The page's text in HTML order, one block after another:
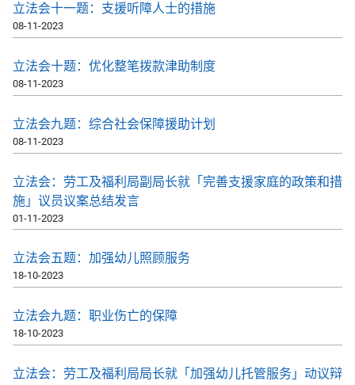
立法会十一题：支援听障人士的措施
08-11-2023
立法会十题：优化整笔拨款津助制度
08-11-2023
立法会九题：综合社会保障援助计划
08-11-2023
立法会：劳工及福利局副局长就「完善支援家庭的政策和措
施」议员议案总结发言
01-11-2023
立法会五题：加强幼儿照顾服务
18-10-2023
立法会九题：职业伤亡的保障
18-10-2023
立法会：劳工及福利局局长就「加强幼儿托管服务」动议辩